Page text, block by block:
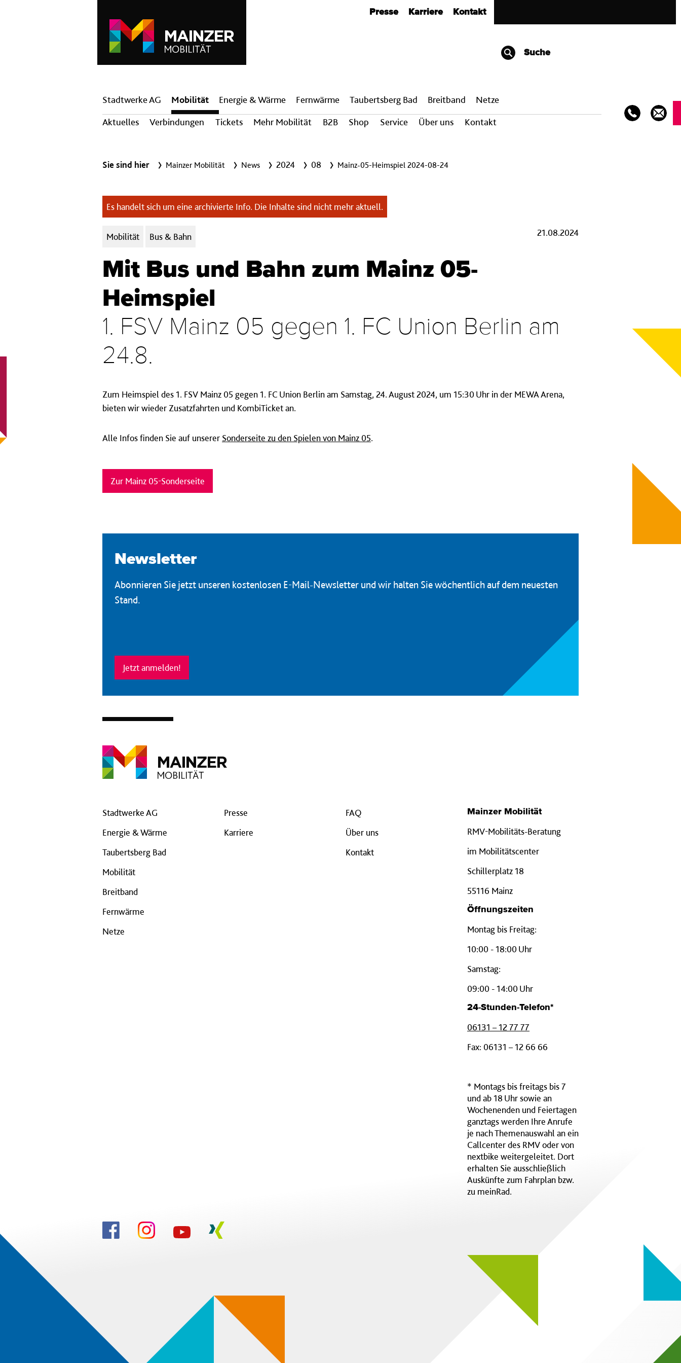
Presse Karriere Kontakt
Suche
Hauptnavigation
Stadtwerke AG
Mobilität
Aktuelles
Verbindungen Tickets Mehr Mobilität B2B Shop Service Über uns Kontakt
Energie & Wärme Fern­wärme Taubertsberg Bad Breit­band Netze
Sie sind hier Mainzer Mobilität News 2024 08 Mainz-05-Heimspiel 2024-08-24
Es handelt sich um eine archivierte Info. Die Inhalte sind nicht mehr aktuell.
Kategorien:
Mobilität Bus & Bahn 21.08.2024
Mit Bus und Bahn zum Mainz 05-
Heimspiel
1. FSV Mainz 05 gegen 1. FC Union Berlin am
24.8.
Zum Heimspiel des 1. FSV Mainz 05 gegen 1. FC Union Berlin am Samstag, 24. August 2024, um 15:30 Uhr in der MEWA Arena,
bieten wir wieder Zusatzfahrten und KombiTicket an.
Alle Infos finden Sie auf unserer Sonderseite zu den Spielen von Mainz 05.
Zur Mainz 05-Sonderseite
Newsletter
Abonnieren Sie jetzt unseren kostenlosen E-Mail-Newsletter und wir halten Sie wöchentlich auf dem neuesten
Stand.
Jetzt anmelden!
Stadtwerke AG
Energie & Wärme
Taubertsberg Bad
Mobilität
Breitband
Fernwärme
Netze
Presse
Karriere
FAQ
Über uns
Kontakt
Mainzer Mobilität
RMV-Mobilitäts-Beratung
im Mobilitätscenter
Schillerplatz 18
55116 Mainz
Öffnungszeiten
Montag bis Freitag:
10:00 - 18:00 Uhr
Samstag:
09:00 - 14:00 Uhr
24-Stunden-Telefon*
06131 – 12 77 77
Fax: 06131 – 12 66 66
* Montags bis freitags bis 7
und ab 18 Uhr sowie an
Wochenenden und Feiertagen
ganztags werden Ihre Anrufe
je nach Themenauswahl an ein
Callcenter des RMV oder von
nextbike weitergeleitet. Dort
erhalten Sie ausschließlich
Auskünfte zum Fahrplan bzw.
zu meinRad.